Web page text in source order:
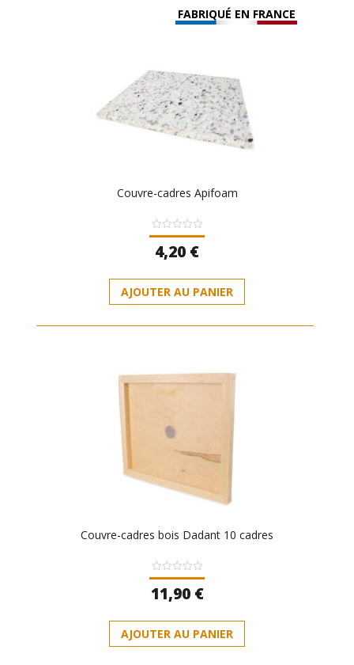
FABRIQUÉ EN FRANCE
Couvre-cadres Apifoam
Note
sur
4,20 €
AJOUTER AU PANIER
Couvre-cadres bois Dadant 10 cadres
Note
0
sur
11,90 €
AJOUTER AU PANIER